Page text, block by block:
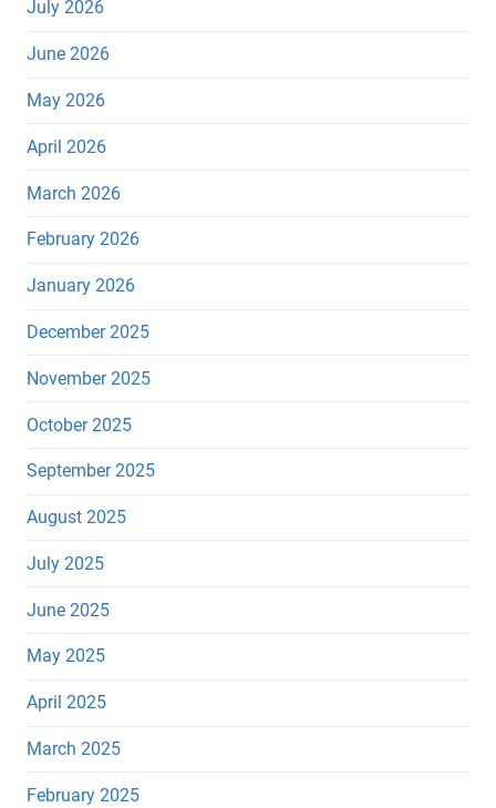
July 2026
June 2026
May 2026
April 2026
March 2026
February 2026
January 2026
December 2025
November 2025
October 2025
September 2025
August 2025
July 2025
June 2025
May 2025
April 2025
March 2025
February 2025